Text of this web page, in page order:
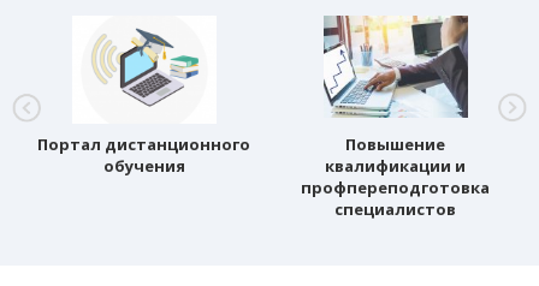
Портал дистанционного
обучения
Повышение
квалификации и
профпереподготовка
специалистов